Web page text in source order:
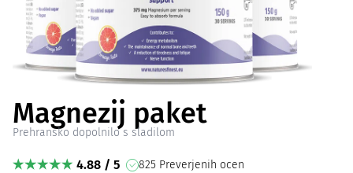
Magnezij paket
Prehransko dopolnilo s sladilom
4.88 / 5 825 Preverjenih ocen